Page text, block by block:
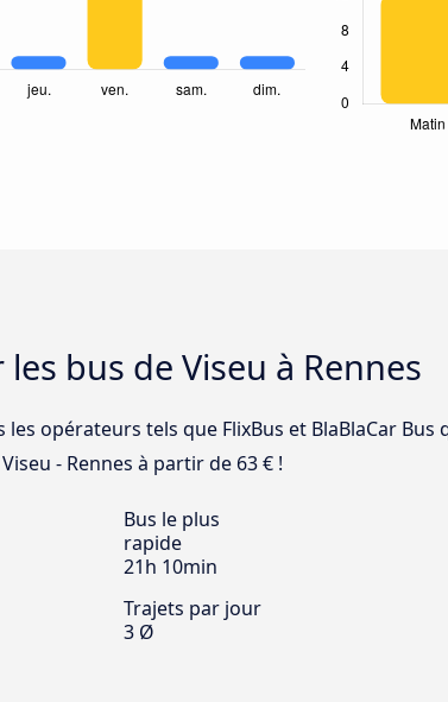
bus de Viseu à Rennes
les opérateurs tels que FlixBus et BlaBlaCar
- Rennes à partir de 63 € !
Bus le plus
rapide
21h 10min
Trajets par jour
3 Ø